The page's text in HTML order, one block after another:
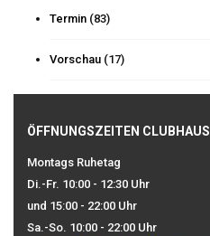
Termin (83)
Vorschau (17)
ÖFFNUNGSZEITEN CLUBHAUS
Montags Ruhetag
Di.-Fr. 10:00 - 12:30 Uhr
und 15:00 - 22:00 Uhr
Sa.-So. 10:00 - 22:00 Uhr